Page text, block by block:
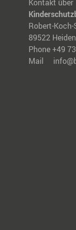
Kontakt über
Robert-Koch-
89522
Phone +49
Mail